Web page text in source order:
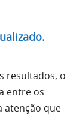
resultados, o
entre os
atenção que